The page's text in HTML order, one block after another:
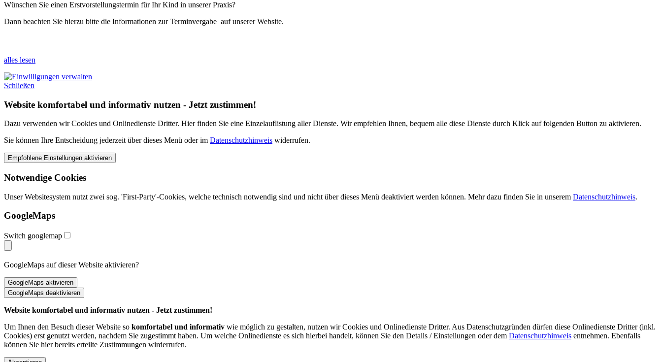
Wünschen Sie einen Erstvorstellungstermin für Ihr Kind in unserer Praxis?
Dann beachten Sie hierzu bitte die Informationen zur Terminvergabe auf unserer Website.
alles lesen
Schließen
Website komfortabel und informativ nutzen - Jetzt zustimmen!
Dazu verwenden wir Cookies und Onlinedienste Dritter. Hier finden Sie eine Einzelauflistung aller Dienste. Wir empfehlen Ihnen, bequem alle diese Dienste durch Klick auf folgenden Button zu aktivieren.
Sie können Ihre Entscheidung jederzeit über dieses Menü oder im Datenschutzhinweis widerrufen.
Notwendige Cookies
Unser Websitesystem nutzt zwei sog. 'First-Party'-Cookies, welche technisch notwendig sind und nicht über dieses Menü deaktiviert werden können. Mehr dazu finden Sie in unserem Datenschutzhinweis.
GoogleMaps
Switch googlemap
GoogleMaps auf dieser Website aktivieren?
Website komfortabel und informativ nutzen - Jetzt zustimmen!
Um Ihnen den Besuch dieser Website so komfortabel und informativ wie möglich zu gestalten, nutzen wir Cookies und Onlinedienste Dritter. Aus Datenschutzgründen dürfen diese Onlinedienste Dritter (inkl.
Cookies) erst genutzt werden, nachdem Sie zugestimmt haben. Um welche Onlinedienste es sich hierbei handelt, können Sie den Details / Einstellungen oder dem Datenschutzhinweis entnehmen. Ebenfalls
können Sie hier bereits erteilte Zustimmungen wirderrufen.